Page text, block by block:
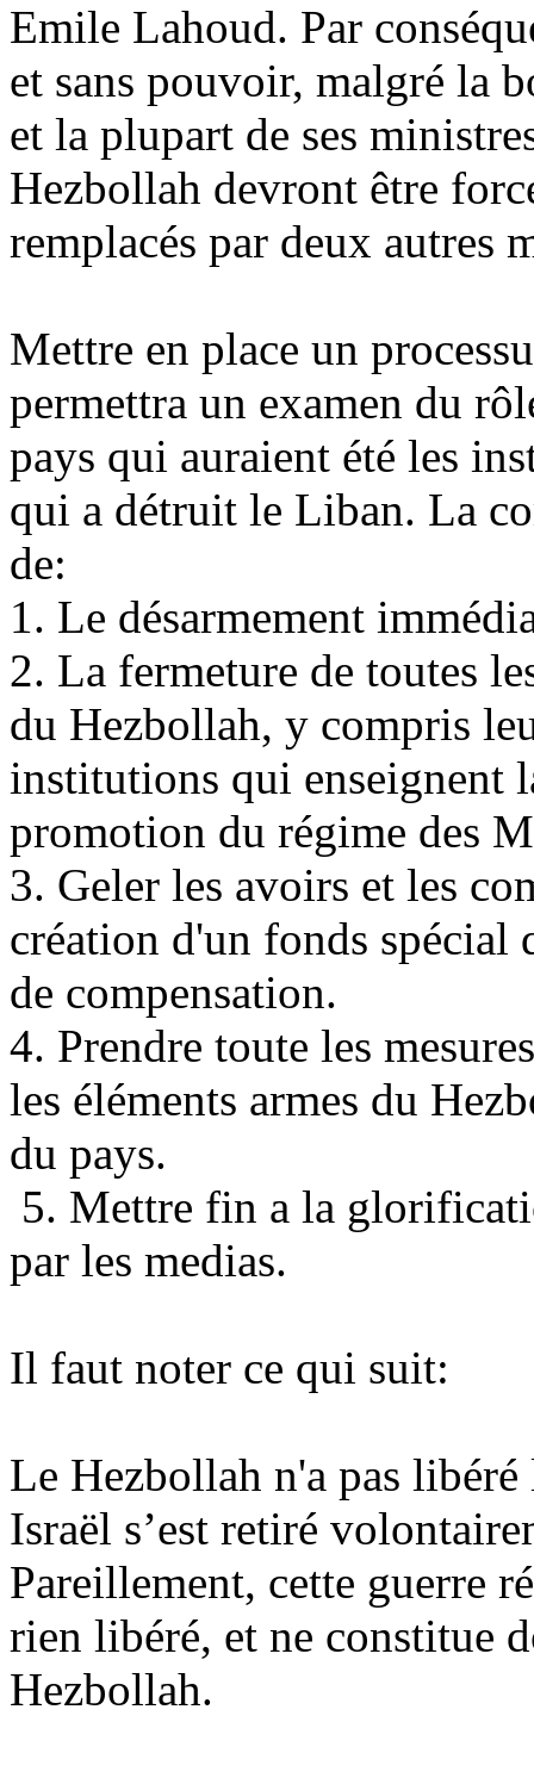
Emile Lahoud. Par
et sans pouvoir, malgré la
et la plupart de ses
Hezbollah devront être
remplacés par deux autres
Mettre en place un
permettra un examen du
pays qui auraient été les
qui a détruit le Liban. La
de:
1. Le désarmement
2. La fermeture de toutes
du Hezbollah, y compris
institutions qui enseignent
promotion du régime des
3. Geler les avoirs et les
création d'un fonds spécial
de compensation.
4. Prendre toute les
les éléments armes du
du pays.
5. Mettre fin a la
par les medias.
Il faut noter ce qui suit:
Le Hezbollah n'a pas
Israël s’est retiré
Pareillement, cette guerre
rien libéré, et ne constitue
Hezbollah.